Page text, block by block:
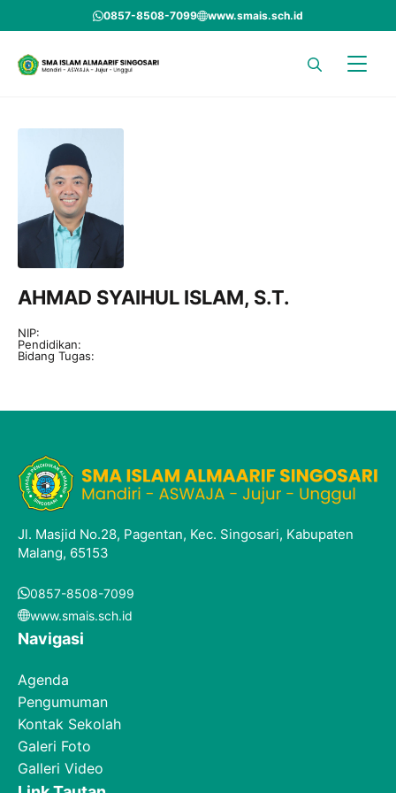
to
content
0857-8508-7099 www.smais.sch.id
AHMAD SYAIHUL ISLAM, S.T.
NIP:
Pendidikan:
Bidang Tugas:
Jl. Masjid No.28, Pagentan, Kec. Singosari, Kabupaten
Malang, 65153
0857-8508-7099
www.smais.sch.id
Navigasi
Agenda
Pengumuman
Kontak Sekolah
Galeri Foto
Galleri Video